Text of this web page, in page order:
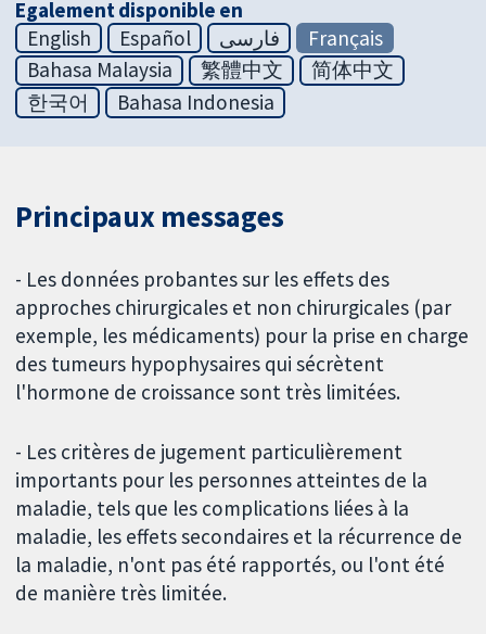
Egalement disponible en
English
Español فارسی
Français
Bahasa Malaysia
繁體中文
简体中文
한국어
Bahasa Indonesia
Principaux messages
- Les données probantes sur les effets des
approches chirurgicales et non chirurgicales (par
exemple, les médicaments) pour la prise en charge
des tumeurs hypophysaires qui sécrètent
l'hormone de croissance sont très limitées.
- Les critères de jugement particulièrement
importants pour les personnes atteintes de la
maladie, tels que les complications liées à la
maladie, les effets secondaires et la récurrence de
la maladie, n'ont pas été rapportés, ou l'ont été
de manière très limitée.